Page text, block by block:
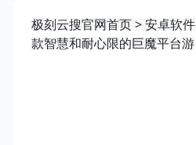
极刻云搜官网首页>安卓软件
款智慧和耐心限的巨魔平台游